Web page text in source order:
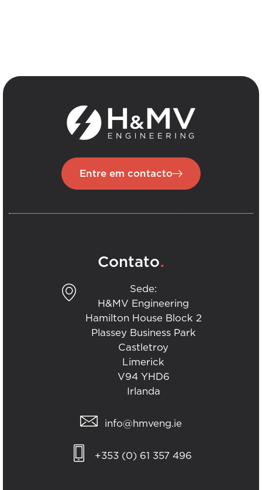
Entre em contacto
Contato.
Sede:
H&MV Engineering
Hamilton House Block 2
Plassey Business Park
Castletroy
Limerick
V94 YHD6
Irlanda
info@hmveng.ie
+353 (0) 61 357 496